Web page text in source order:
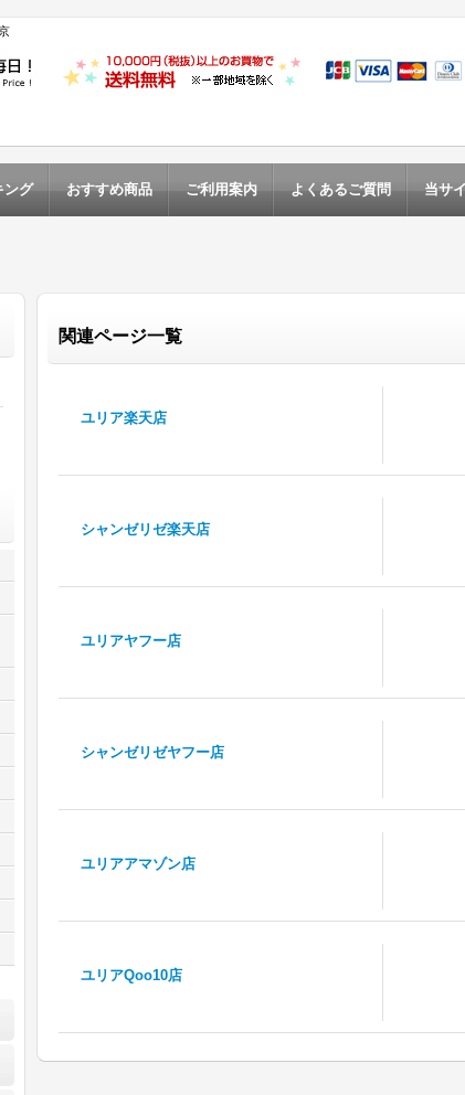
ング おすすめ商品 ご利用案内 よくあるご質問 当サ
関連ページ一覧
ユリア楽天店
シャンゼリゼ楽天店
ユリアヤフー店
シャンゼリゼヤフー店
ユリアアマゾン店
ユリアQoo10店